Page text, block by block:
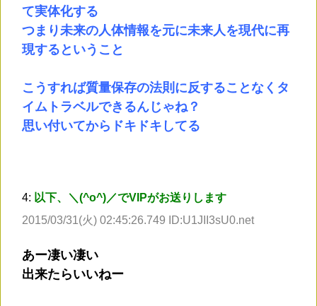
て実体化する
つまり未来の人体情報を元に未来人を現代に再
現するということ
こうすれば質量保存の法則に反することなくタ
イムトラベルできるんじゃね？
思い付いてからドキドキしてる
4: 以下、＼(^o^)／でVIPがお送りします
2015/03/31(火) 02:45:26.749 ID:U1JII3sU0.net
あー凄い凄い
出来たらいいねー